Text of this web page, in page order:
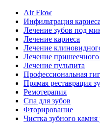
Air Flow
Инфильтрация
Лечение зубов под
Лечение кариеса
Лечение
Лечение пришеечного
Лечение пульпита
Профессиональная
Прямая реставрация
Ремотерапия
Спа для зубов
Фторирование
Чистка зубного камня